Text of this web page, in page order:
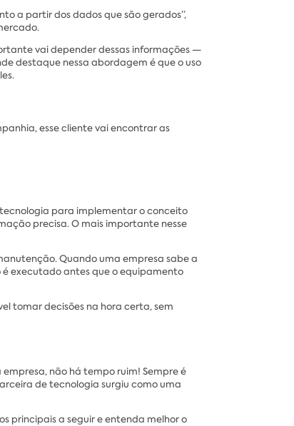
a partir dos dados que são gerados”,
vai depender dessas informações —
destaque nessa abordagem é que o uso
esse cliente vai encontrar as
para implementar o conceito
precisa. O mais importante nesse
Quando uma empresa sabe a
executado antes que o equipamento
tomar decisões na hora certa, sem
não há tempo ruim! Sempre é
de tecnologia surgiu como uma
principais a seguir e entenda melhor o